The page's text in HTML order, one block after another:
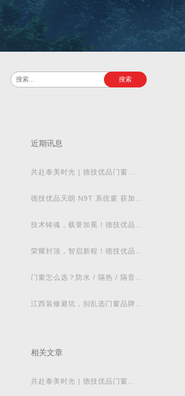
搜索
近期讯息
共赴泰美时光 | 德技优品门窗
德技优品天朗 N9T 系统窗 获加拿
技术铸魂，载誉加冕！德技优品门
荣耀封顶，智启新程！德技优品门
标杆
门窗怎么选？防水 / 隔热 / 隔音需
业
江西装修避坑，别乱选门窗品牌，
相关文章
共赴泰美时光 | 德技优品门窗